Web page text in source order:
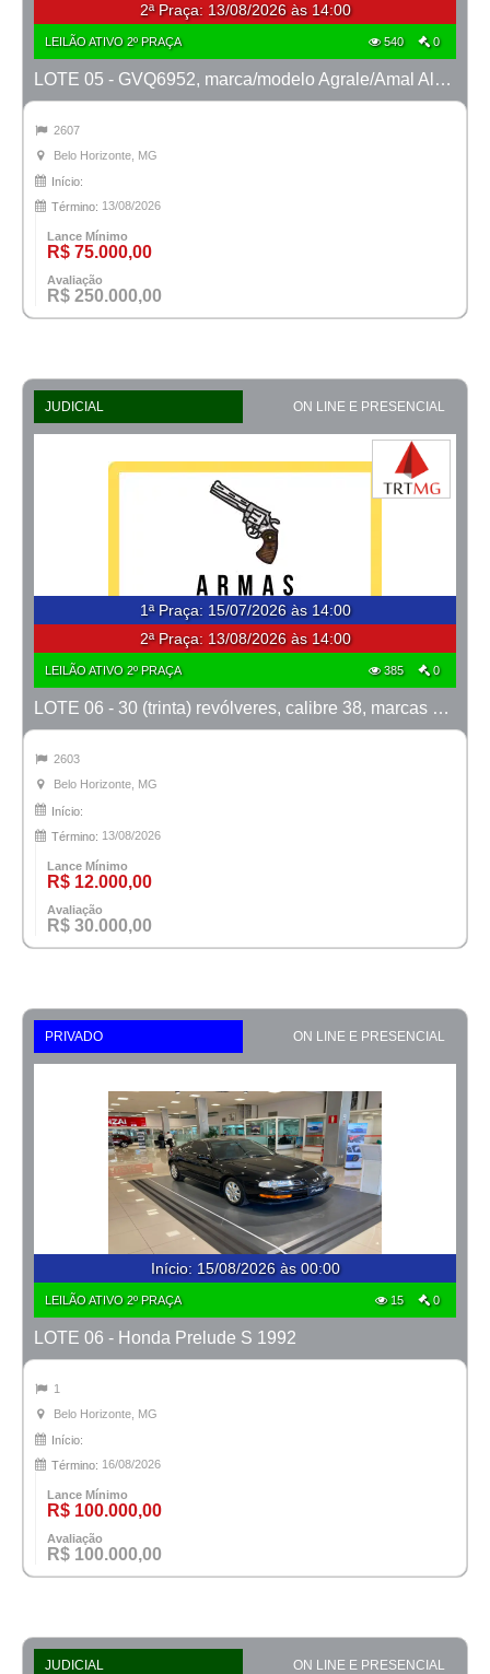
2ª Praça: 13/08/2026 às 14:00
LEILÃO ATIVO 2º PRAÇA 540 0
LOTE 05 - GVQ6952, marca/modelo Agrale/Amal Alcatraz AB2, ano 2007/2008
2607
Belo Horizonte, MG
Início:
Término: 13/08/2026
Lance Mínimo
R$ 75.000,00
Avaliação
R$ 250.000,00
JUDICIAL ON LINE E PRESENCIAL
1ª Praça: 15/07/2026 às 14:00
2ª Praça: 13/08/2026 às 14:00
LEILÃO ATIVO 2º PRAÇA 385 0
LOTE 06 - 30 (trinta) revólveres, calibre 38, marcas Taurus e Rossi
2603
Belo Horizonte, MG
Início:
Término: 13/08/2026
Lance Mínimo
R$ 12.000,00
Avaliação
R$ 30.000,00
PRIVADO ON LINE E PRESENCIAL
Início: 15/08/2026 às 00:00
LEILÃO ATIVO 2º PRAÇA 15 0
LOTE 06 - Honda Prelude S 1992
1
Belo Horizonte, MG
Início:
Término: 16/08/2026
Lance Mínimo
R$ 100.000,00
Avaliação
R$ 100.000,00
JUDICIAL ON LINE E PRESENCIAL